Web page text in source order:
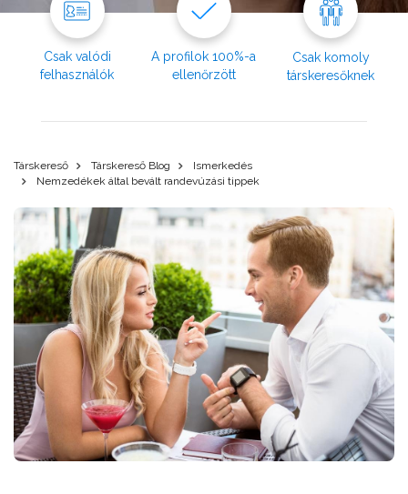
Csak valódi
felhasználók
A profilok 100%-a
ellenőrzött
Csak komoly
társkeresőknek
Társkereső Társkereső Blog
Ismerkedés
Nemzedékek által bevált randevúzási tippek